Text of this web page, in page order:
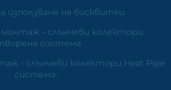
използване на бисквитки
- слънчеви колектори
система
- слънчеви колектори Heat Pipe
система.